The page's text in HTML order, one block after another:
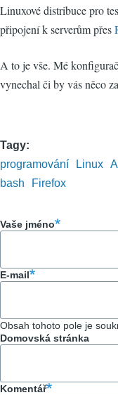
Linuxové distribuce pro
připojení k serverům přes
A to je vše. Mé
vynechal či by vás něco
Tagy
programování
Linux
bash
Firefox
Vaše jméno
E-mail
Obsah tohoto pole je
Domovská stránka
Komentář